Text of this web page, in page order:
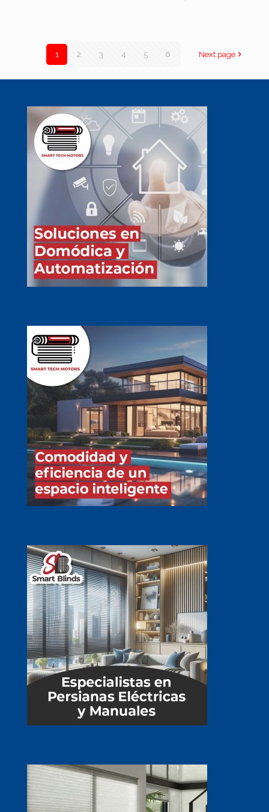
1 2 3 4 5 6 Next page